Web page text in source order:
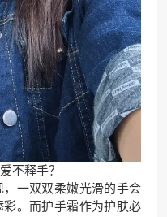
不释手？
一双双柔嫩光滑的手会
。而护手霜作为护肤必